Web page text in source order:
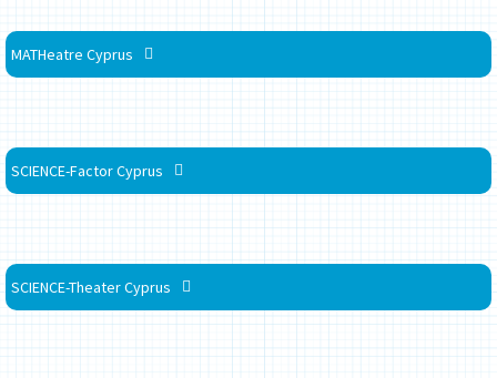
MATHeatre Cyprus
SCIENCE-Factor Cyprus
SCIENCE-Theater Cyprus